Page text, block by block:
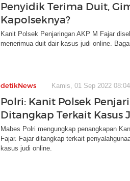
Penyidik Terima Duit,
Kapolseknya?
Kanit Polsek Penjaringan AKP M Fajar
menerimua duit dair kasus judi online.
detikNews Kamis, 01 Sep 2022
Polri: Kanit Polsek
Ditangkap Terkait Kasus
Mabes Polri mengungkap penangkapan
Fajar. Fajar ditangkap terkait
kasus judi online.